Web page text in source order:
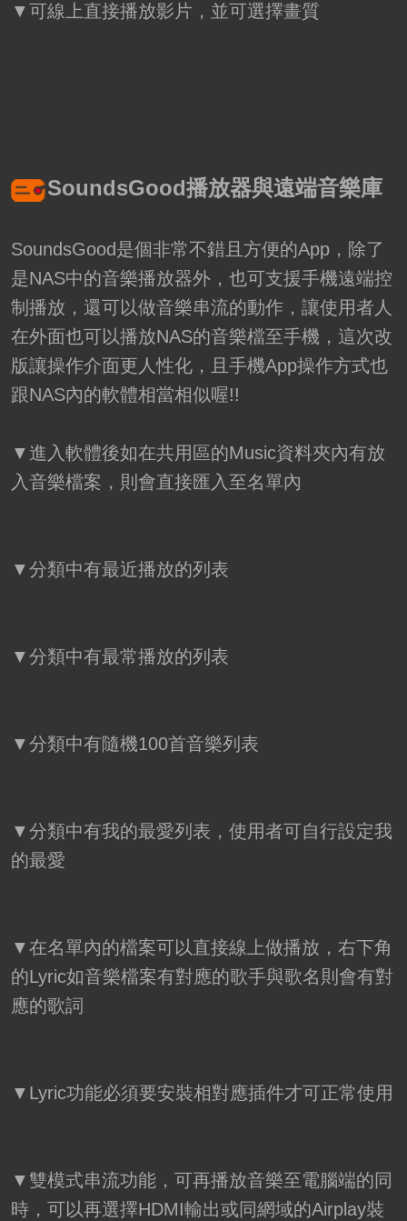
▼可線上直接播放影片，並可選擇畫質
SoundsGood播放器與遠端音樂庫
SoundsGood是個非常不錯且方便的App，除了
是NAS中的音樂播放器外，也可支援手機遠端控
制播放，還可以做音樂串流的動作，讓使用者人
在外面也可以播放NAS的音樂檔至手機，這次改
版讓操作介面更人性化，且手機App操作方式也
跟NAS內的軟體相當相似喔!!
▼進入軟體後如在共用區的Music資料夾內有放
入音樂檔案，則會直接匯入至名單內
▼分類中有最近播放的列表
▼分類中有最常播放的列表
▼分類中有隨機100首音樂列表
▼分類中有我的最愛列表，使用者可自行設定我
的最愛
▼在名單內的檔案可以直接線上做播放，右下角
的Lyric如音樂檔案有對應的歌手與歌名則會有對
應的歌詞
▼Lyric功能必須要安裝相對應插件才可正常使用
▼雙模式串流功能，可再播放音樂至電腦端的同
時，可以再選擇HDMI輸出或同網域的Airplay裝